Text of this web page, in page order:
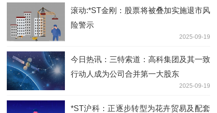
滚动:*ST金刚：股票将被叠加实施退市风
险警示
2025-09-19
今日热讯：三特索道：高科集团及其一致
行动人成为公司合并第一大股东
2025-09-19
*ST沪科：正逐步转型为花卉贸易及配套